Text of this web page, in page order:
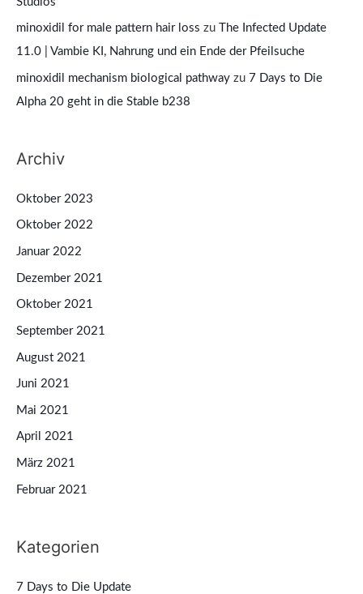
minoxidil for male pattern hair loss zu
The Infected Update
11.0 | Vambie KI, Nahrung und ein Ende der Pfeilsuche
minoxidil mechanism biological pathway zu 7 Days to Die
Alpha 20 geht in die Stable b238
Archiv
Oktober 2023
Oktober 2022
Januar 2022
Dezember 2021
Oktober 2021
September 2021
August 2021
Juni 2021
Mai 2021
April 2021
März 2021
Februar 2021
Kategorien
7 Days to Die Update